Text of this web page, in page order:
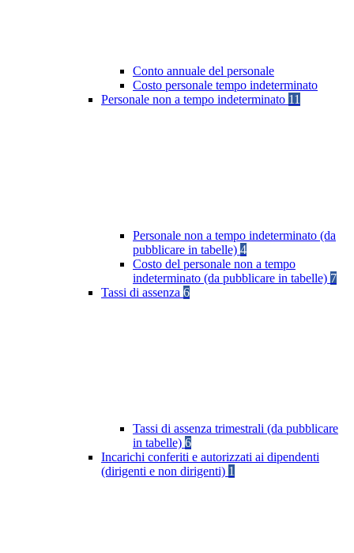
Conto annuale del personale
Costo personale tempo indeterminato
Personale non a tempo indeterminato 11
Personale non a tempo indeterminato (da
pubblicare in tabelle) 4
Costo del personale non a tempo
indeterminato (da pubblicare in tabelle) 7
Tassi di assenza 6
Tassi di assenza trimestrali (da pubblicare
in tabelle) 6
Incarichi conferiti e autorizzati ai dipendenti
(dirigenti e non dirigenti) 1